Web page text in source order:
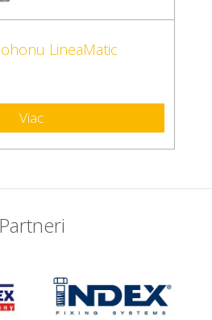
LineaMatic
Viac
Partneri